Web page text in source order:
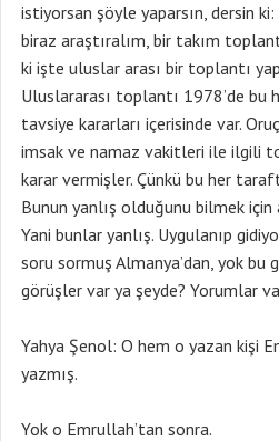
istiyorsan şöyle yaparsın, dersin
biraz araştıralım, bir takım
ki işte uluslar arası bir toplantı
Uluslararası toplantı 1978’de bu
tavsiye kararları içerisinde var.
imsak ve namaz vakitleri ile ilgili
karar vermişler. Çünkü bu her
Bunun yanlış olduğunu bilmek
Yani bunlar yanlış. Uygulanıp
soru sormuş Almanya’dan, yok bu
görüşler var ya şeyde? Yorumlar
Yahya Şenol: O hem o yazan kişi
yazmış.
Yok o Emrullah’tan sonra.